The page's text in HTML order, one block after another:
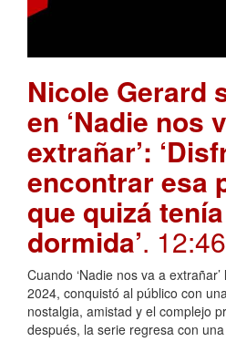
Nicole Gerard
en ‘Nadie nos
extrañar’:
encontrar esa
que quizá
dormida’. 12:46
Cuando ‘Nadie nos va a
2024, conquistó al público con
nostalgia, amistad y el complejo
después, la serie regresa con